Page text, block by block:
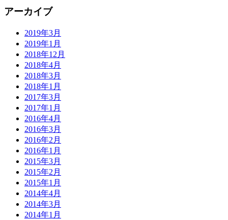
アーカイブ
2019年3月
2019年1月
2018年12月
2018年4月
2018年3月
2018年1月
2017年3月
2017年1月
2016年4月
2016年3月
2016年2月
2016年1月
2015年3月
2015年2月
2015年1月
2014年4月
2014年3月
2014年1月